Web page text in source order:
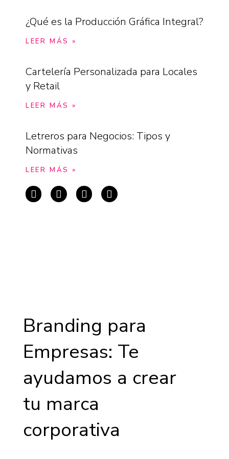
¿Qué es la Producción Gráfica Integral?
LEER MÁS »
Cartelería Personalizada para Locales
y Retail
LEER MÁS »
Letreros para Negocios: Tipos y
Normativas
LEER MÁS »
Branding para
Empresas: Te
ayudamos a crear
tu marca
corporativa